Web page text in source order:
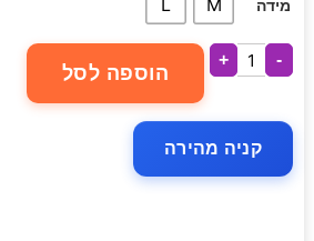
מידה
-
+
הוספה לסל
קניה מהירה